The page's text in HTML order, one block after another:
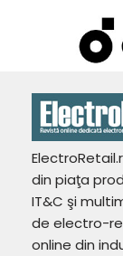
din piaţa
IT&C şi
de electro-
online din